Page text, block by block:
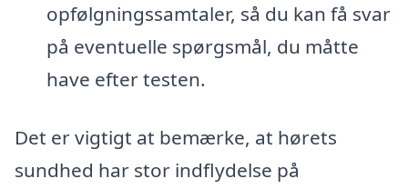
opfølgningssamtaler, så du kan få svar
på eventuelle spørgsmål, du måtte
have efter testen.
Det er vigtigt at bemærke, at hørets
sundhed har stor indflydelse på